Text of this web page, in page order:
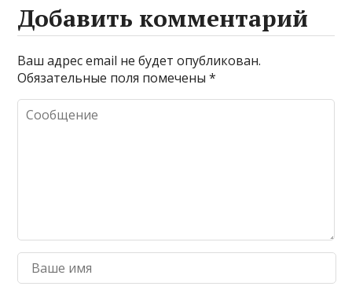
Добавить комментарий
Ваш адрес email не будет опубликован.
Обязательные поля помечены*